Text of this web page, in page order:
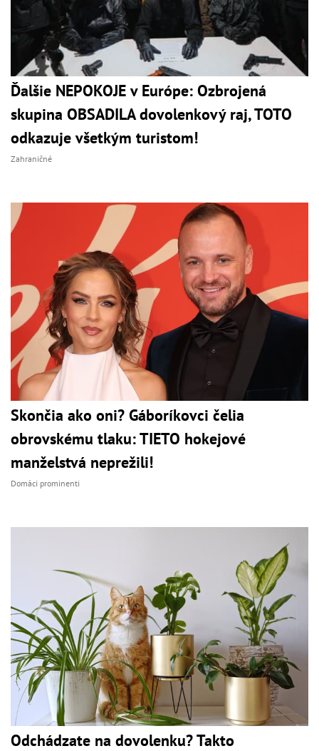
Ďalšie NEPOKOJE v Európe: Ozbrojená
skupina OBSADILA dovolenkový raj, TOTO
odkazuje všetkým turistom!
Zahraničné
Skončia ako oni? Gáboríkovci čelia
obrovskému tlaku: TIETO hokejové
manželstvá neprežili!
Domáci prominenti
Odchádzate na dovolenku? Takto